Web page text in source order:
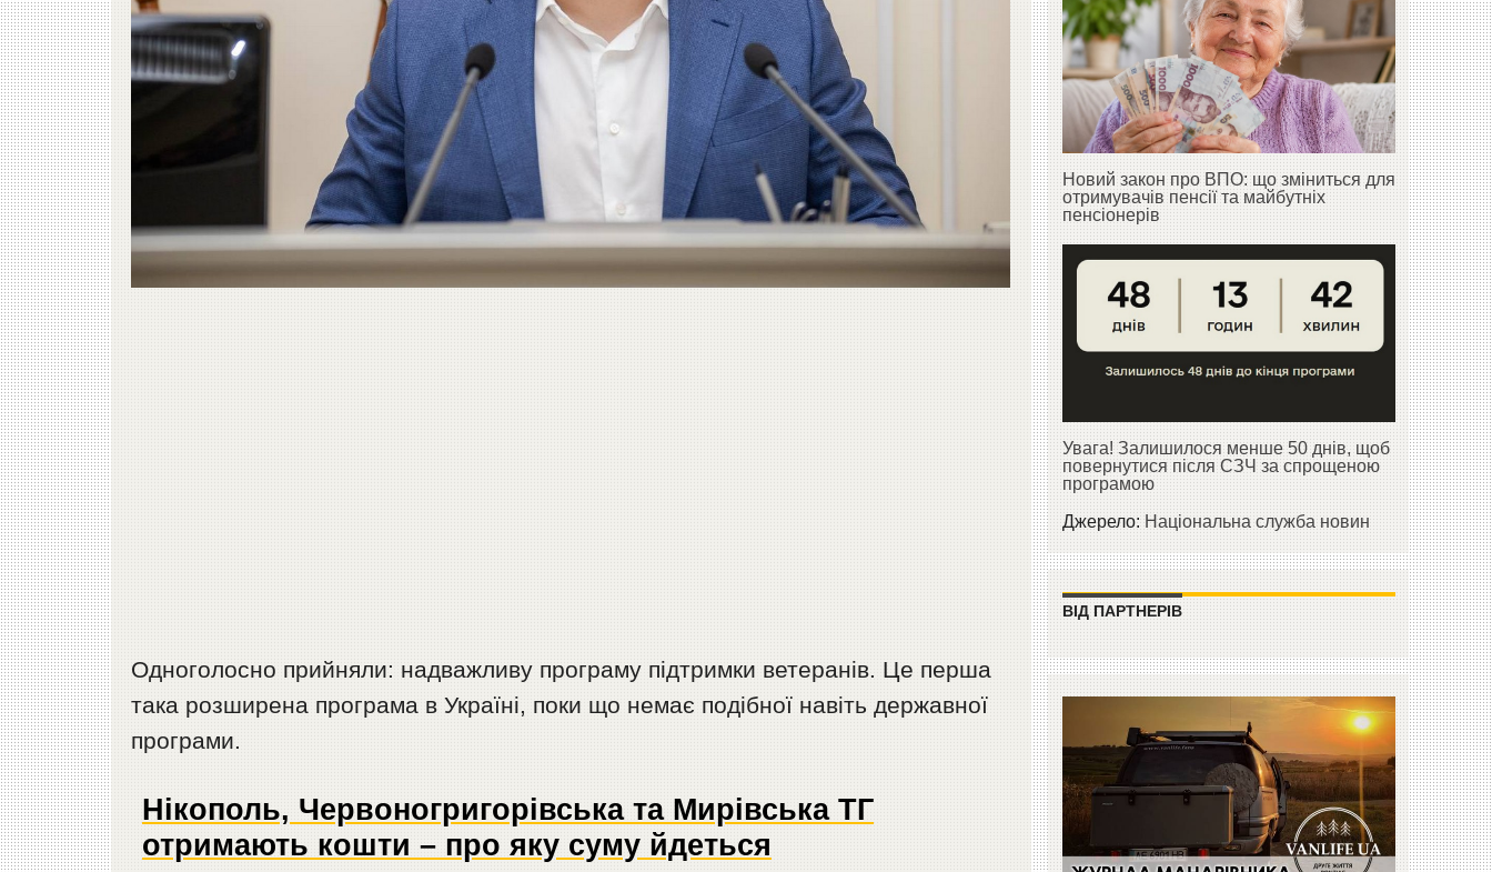
Одноголосно прийняли: надважливу програму підтримки ветеранів. Це перша
така розширена програма в Україні, поки що немає подібної навіть державної
програми.
Нікополь, Червоногригорівська та Мирівська ТГ
отримають кошти – про яку суму йдеться
Новий закон про ВПО: що зміниться для
отримувачів пенсії та майбутніх
пенсіонерів
Увага! Залишилося менше 50 днів, щоб
повернутися після СЗЧ за спрощеною
програмою
Джерело:Національна служба новин
ВІД ПАРТНЕРІВ